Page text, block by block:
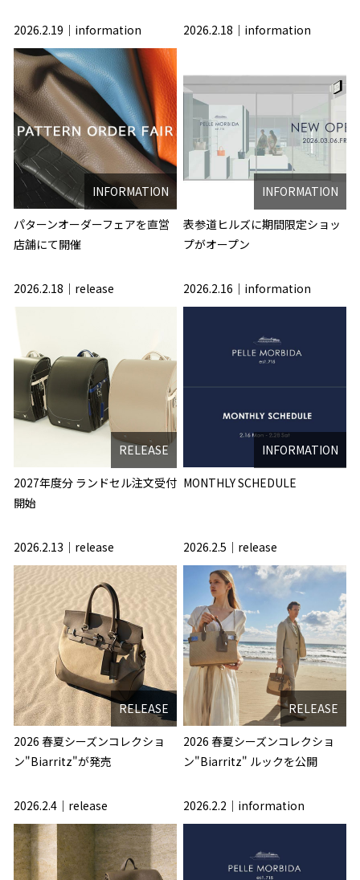
2026.2.19 information
INFORMATION
パターンオーダーフェアを直営
店舗にて開催
2026.2.18 information
INFORMATION
表参道ヒルズに期間限定ショッ
プがオープン
2026.2.18 release
RELEASE
2027年度分 ランドセル注文受付
開始
2026.2.16 information
INFORMATION
MONTHLY SCHEDULE
2026.2.13 release
RELEASE
2026 春夏シーズンコレクショ
ン"Biarritz"が発売
2026.2.5 release
RELEASE
2026 春夏シーズンコレクショ
ン"Biarritz" ルックを公開
2026.2.4 release 2026.2.2 information